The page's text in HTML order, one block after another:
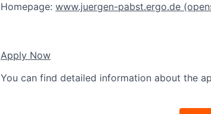
Homepage: www.juergen-pabst.ergo.de
Apply Now
You can find detailed information about the